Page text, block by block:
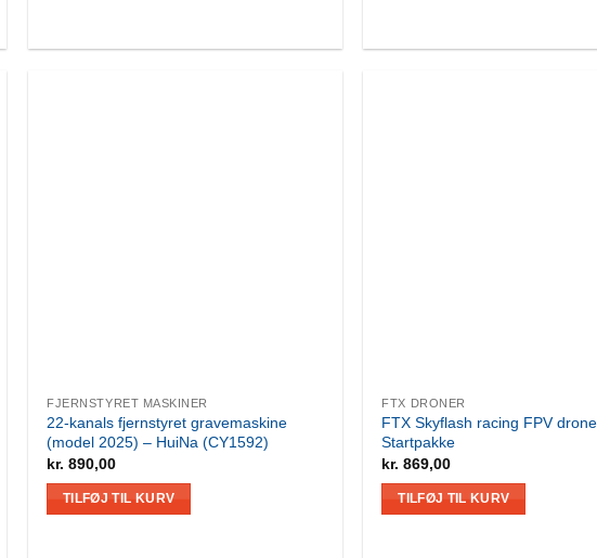
FJERNSTYRET MASKINER
22-kanals fjernstyret gravemaskine
(model 2025) – HuiNa (CY1592)
kr. 890,00
TILFØJ TIL KURV
FTX DRONER
FTX Skyflash racing FPV
Startpakke
kr. 869,00
TILFØJ TIL KURV